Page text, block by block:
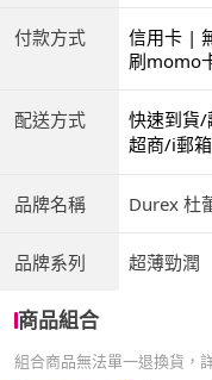
付款方式
信用卡 |
ATM | 銀
刷momo
配送方式 快速到貨/
超商/i郵
品牌名稱 Durex 杜
品牌系列 超薄勁潤
商品組合
組合商品無法單一退換貨，